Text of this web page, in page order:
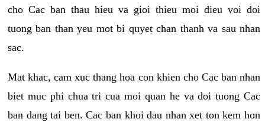
cho Cac ban thau hieu va gioi thieu moi dieu voi doi
tuong ban than yeu mot bi quyet chan thanh va sau nhan
sac.
Mat khac, cam xuc thang hoa con khien cho Cac ban nhan
biet muc phi chua tri cua moi quan he va doi tuong Cac
ban dang tai ben. Cac ban khoi dau nhan xet ton kem hon